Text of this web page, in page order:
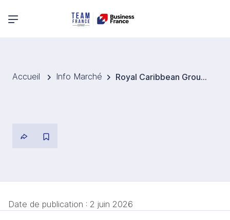
Menu principal
Accueil Info Marché Royal Caribbean Group confirme la commande de deux nouveaux navires de croisière en Finlande.
Date de publication : 2 juin 2026